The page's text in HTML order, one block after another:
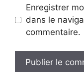
Enregistrer
dans le
commentaire.